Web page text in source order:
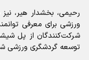
رحیمی، بخشدار هیر، نیز
ورزشی برای معرفی
شرکت‌کنندگان از پل
توسعه گردشگری ورزشی